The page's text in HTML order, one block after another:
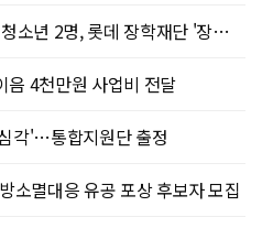
학재단 '장혜선 가정 밖 청소년 장학금' 선정
음 4천만원 사업비 전달
각'…통합지원단 출정
소멸대응 유공 포상 후보자 모집